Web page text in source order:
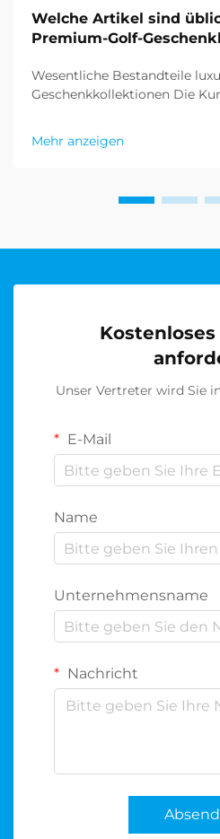
Welche Artikel sind
Premium-Golf-
Wesentliche Bestandteile
Geschenkkollektionen Die
raffinierte Dimension. Diese
zusammengestellten
Mehr anzeigen
Unser Vertreter wird Sie
E-Mail
Name
Unternehmensname
Nachricht